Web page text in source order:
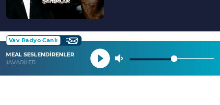
MEAL SESLENDİRENLER
HAVARİLER
Vav Radyo Canlı